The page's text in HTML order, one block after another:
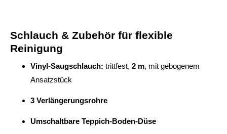
Schlauch & Zubehör für flexible
Reinigung
Vinyl-Saugschlauch: trittfest, 2 m, mit gebogenem
Ansatzstück
3 Verlängerungsrohre
Umschaltbare Teppich-Boden-Düse